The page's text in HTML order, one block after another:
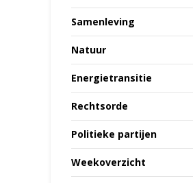
Samenleving
Natuur
Energietransitie
Rechtsorde
Politieke partijen
Weekoverzicht